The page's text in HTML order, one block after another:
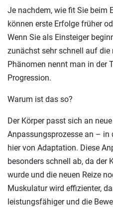
Je nachdem, wie fit Sie beim
können erste Erfolge früher
Wenn Sie als Einsteiger
zunächst sehr schnell auf die
Phänomen nennt man in der
Progression.
Warum ist das so?
Der Körper passt sich an
Anpassungsprozesse an – in
hier von Adaptation. Diese
besonders schnell ab, da der
wurde und die neuen Reize
Muskulatur wird effizienter,
leistungsfähiger und die